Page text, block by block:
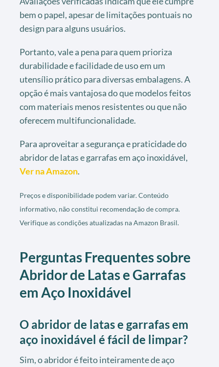
bem o papel, apesar de limitações pontuais no
design para alguns usuários.
Portanto, vale a pena para quem prioriza
durabilidade e facilidade de uso em um
utensílio prático para diversas embalagens. A
opção é mais vantajosa do que modelos feitos
com materiais menos resistentes ou que não
oferecem multifuncionalidade.
Para aproveitar a segurança e praticidade do
abridor de latas e garrafas em aço inoxidável,
Ver na Amazon.
Preços e disponibilidade podem variar. Conteúdo
informativo, não constitui recomendação de compra.
Verifique as condições atualizadas na Amazon Brasil.
Perguntas Frequentes sobre
Abridor de Latas e Garrafas
em Aço Inoxidável
O abridor de latas e garrafas em
aço inoxidável é fácil de limpar?
Sim, o abridor é feito inteiramente de aço